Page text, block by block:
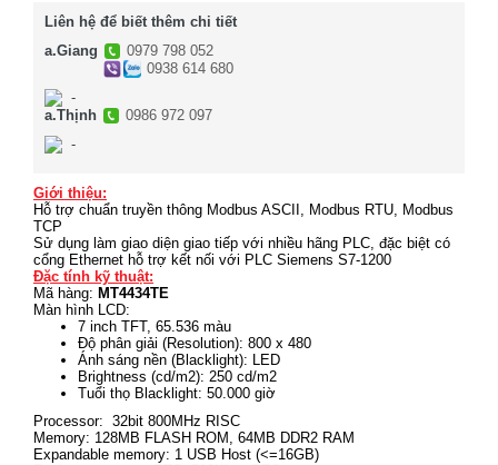
Liên hệ để biết thêm chi tiết
a.Giang
0979 798 052
0938 614 680
-
a.Thịnh
0986 972 097
-
Giới thiệu:
Hỗ trợ chuẩn truyền thông Modbus ASCII, Modbus RTU, Modbus
TCP
Sử dụng làm giao diện giao tiếp với nhiều hãng PLC, đặc biệt có
cổng Ethernet hỗ trợ kết nối với PLC Siemens S7-1200
Đặc tính kỹ thuật:
Mã hàng: MT4434TE
Màn hình LCD:
7 inch TFT, 65.536 màu
Độ phân giải (Resolution): 800 x 480
Ánh sáng nền (Blacklight): LED
Brightness (cd/m2): 250 cd/m2
Tuổi thọ Blacklight: 50.000 giờ
Processor: 32bit 800MHz RISC
Memory: 128MB FLASH ROM, 64MB DDR2 RAM
Expandable memory: 1 USB Host (<=16GB)